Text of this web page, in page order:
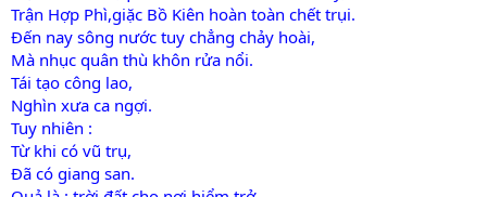
Trận Hợp Phì,giặc Bồ Kiên hoàn toàn chết trụi.
Đến nay sông nước tuy chẳng chảy hoài,
Mà nhục quân thù khôn rửa nổi.
Tái tạo công lao,
Nghìn xưa ca ngợi.
Tuy nhiên :
Từ khi có vũ trụ,
Đã có giang san.